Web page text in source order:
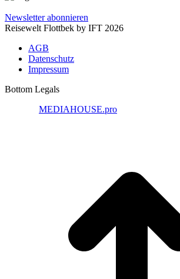
Newsletter abonnieren
Reisewelt Flottbek by IFT 2026
AGB
Datenschutz
Impressum
Bottom Legals
MEDIAHOUSE.pro